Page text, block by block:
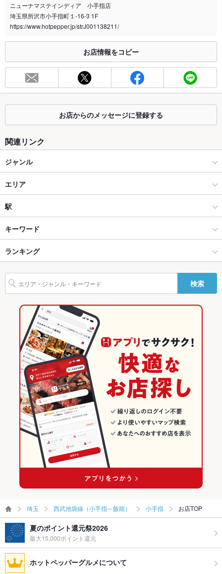
喫煙専用室 なし
合わせください。
お席
容人数
個室 なし ：ございません
座敷
掘りごたつ
カウンター
ソファー
テラス席
貸切
Wi-Fi あり
バリアフリ
なし ：お手伝いさせていただきます。
なし ：近くにコインパーキングあり
英語メニュ
あり
その他設備
■日本人スタッフ、ならびに日本語話せるスタッフ多数！ご安心
ください。
その他
飲み放題 あり ：1000円、飲み放題だけでも承ります
あり ：臨機応変に対応いたします！全コース、ナンとライス食
べ放題です。
カクテル充実、焼酎充実、日本酒充実、ワイン充実
ウェディン
グパーティ
ー二次会
■最大50名様収容！広々テーブル席で宴会もしやすいのが魅力♪
ライブショ
ー
あり
ニューナマステインディア 小手指店
埼玉県所沢市小手指町１-16-3 1F
https://www.hotpepper.jp/strJ001138211/
お店情報をコピー
お店からのメッセージに登録する
関連リンク
ジャンル
アジア・エスニック料理
インド料理
西武池袋線（小手指～飯能） × アジア・エスニック料理
西武池袋線（小手指～飯能） × インド料理
小手指駅 × アジア・エスニック料理
小手指駅 × インド料理
エリア
小手指
小手指 × アジア・エスニック料理
小手指 × インド料理
埼玉
埼玉 × アジア・エスニック料理
埼玉 × インド料理
駅
小手指駅
キーワード
手羽先 フライドポテト
ランキング
埼玉のグルメランキング
埼玉のアジア・エスニック料理ランキング
埼玉のインド料理ランキング
西武池袋線（小手指～飯能）のグルメランキング
小手指のグルメランキング
検索
埼玉 西武池袋線（小手指～飯能） 小手指 お店TOP
夏のポイント還元祭2026
最大15,000ポイント還元
ホットペッパーグルメについて